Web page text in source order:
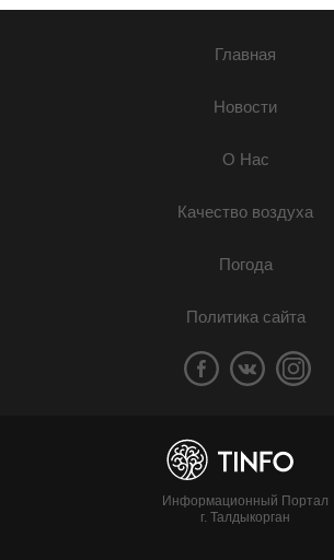
Главная
Новости
О Нас
Качество воздуха
Погода
Политика сайта
Информационный Портал
г. Талдыкорган